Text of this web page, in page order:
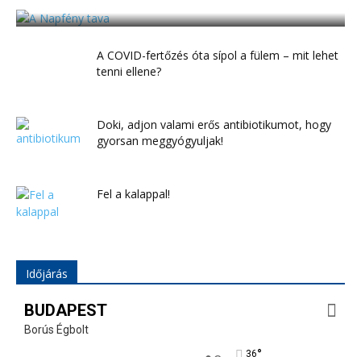
A COVID-fertőzés óta sípol a fülem – mit lehet
tenni ellene?
Doki, adjon valami erős antibiotikumot, hogy
gyorsan meggyógyuljak!
Fel a kalappal!
Időjárás
BUDAPEST
Borús Égbolt
36